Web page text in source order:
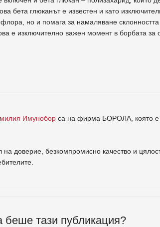
бета глюканът е известен и като
но и помага за намаляване
е изключително важен момент в борбата за
Имунобор са на фирма БОРОЛА , която
доверие, безкомпромисно качество и
беше тази публикация?